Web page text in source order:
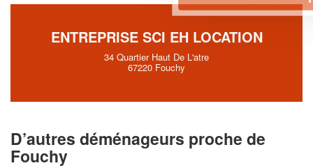
ENTREPRISE SCI EH LOCATION
34 Quartier Haut De L'atre
67220 Fouchy
D’autres déménageurs proche de
Fouchy